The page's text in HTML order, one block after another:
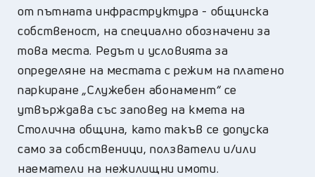
от пътната инфраструктура - общинска
собственост, на специално обозначени за
това места. Редът и условията за
определяне на местата с режим на платено
паркиране„Служебен абонамент“се
утвърждава със заповед на кмета на
Столична община, като такъв се допуска
само за собственици, ползватели и/или
наематели на нежилищни имоти.